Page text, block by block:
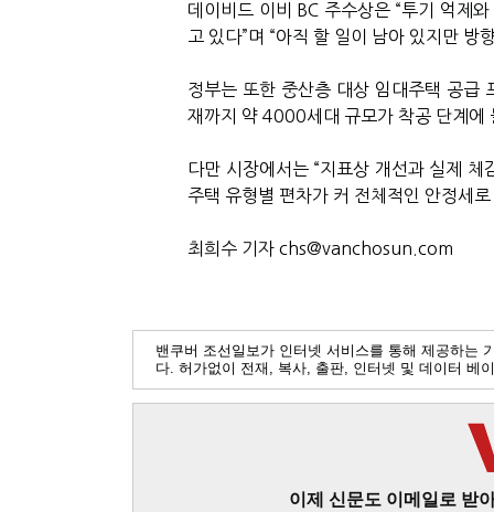
데이비드 이비 BC 주수상은 “투기 억제
고 있다”며 “아직 할 일이 남아 있지만 방
정부는 또한 중산층 대상 임대주택 공급
재까지 약 4000세대 규모가 착공 단계에
다만 시장에서는 “지표상 개선과 실제 체
주택 유형별 편차가 커 전체적인 안정세
최희수 기자 chs@vanchosun.com
밴쿠버 조선일보가 인터넷 서비스를 통해 제공하는
다. 허가없이 전재, 복사, 출판, 인터넷 및 데이터 베
이제 신문도 이메일로 받